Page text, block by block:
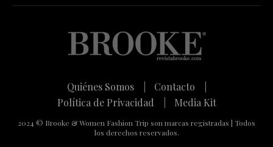
Quiénes Somos |
Contacto |
Política de Privacidad |
Media Kit
2024 © Brooke & Women Fashion Trip son marcas registradas | Todos
los derechos reservados.